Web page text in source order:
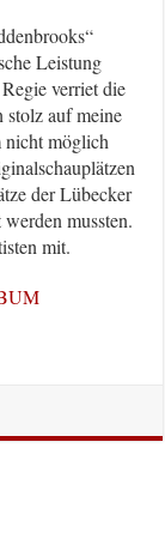
Leistung
verriet die
stolz auf meine
nicht möglich
der Lübecker
mussten.
mit.